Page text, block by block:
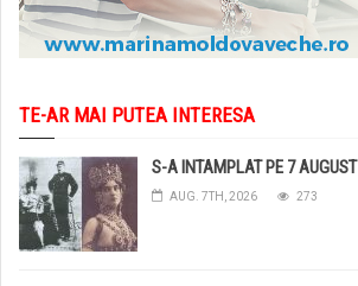
TE-AR MAI PUTEA INTERESA
S-A INTAMPLAT PE 7 AUGUST
AUG. 7TH, 2026 273